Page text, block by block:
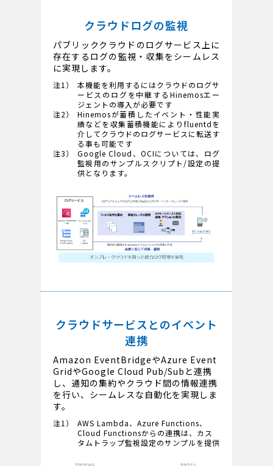
クラウドログの監視
パブリッククラウドのログサービス上に
存在するログの監視・収集をシームレス
に実現します。
注1）
本機能を利用するにはクラウドのログサ
ービスのログを中継するHinemosエー
ジェントの導入が必要です
注2）
Hinemosが蓄積したイベント・性能実
績などを収集蓄積機能によりfluentdを
介してクラウドのログサービスに転送す
る事も可能です
注3）
Google Cloud、OCIについては、ログ
監視用のサンプルスクリプト/設定の提
供となります。
クラウドサービスとのイベント
連携
Amazon EventBridgeやAzure Event
GridやGoogle Cloud Pub/Subと連携
し、通知の集約やクラウド間の情報連携
を行い、シームレスな自動化を実現しま
す。
注1）
AWS Lambda、Azure Functions、
Cloud Functionsからの連携は、カス
タムトラップ監視設定のサンプルを提供